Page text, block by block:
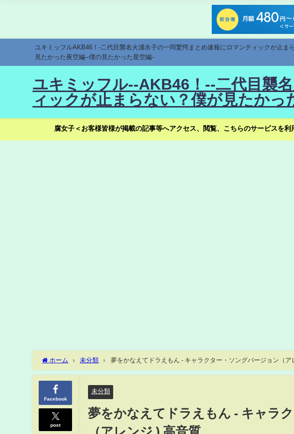
ユキミッフルAKB46！-二代目襲名火浦氷子の一同驚愕まとめ速報にロマンティックが止
見たかった夜空編--僕の見たかった星空編-
ユキミッフル--AKB46！--二代目襲
ィックが止まらない？僕が見たかっ
腐女子＜お客様皆様が掲載の記事等へアクセス、閲覧、こちらのサービスを
ホーム 未分類 夢をかなえてドラえもん - キャラクター・ソングバージョン（ア
Facebook
post
未分類
夢をかなえてドラえもん - キャラ
（アレンジ ) 高音質